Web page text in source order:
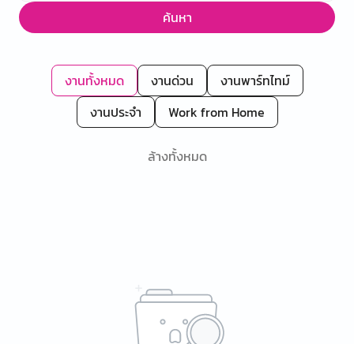
ค้นหา
งานทั้งหมด งานด่วน
งานพาร์ทไทม์
งานประจำ
Work from Home
ล้างทั้งหมด